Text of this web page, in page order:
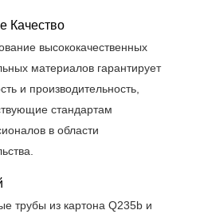
Качество
высококачественных
материалов гарантирует
и производительность,
стандартам
в области
трубы из картона Q235b и